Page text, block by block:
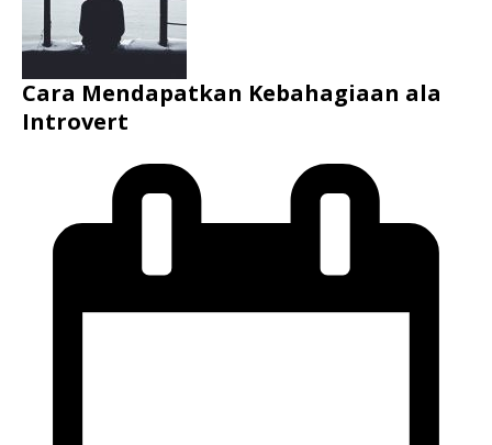
Cara Mendapatkan Kebahagiaan ala
Introvert